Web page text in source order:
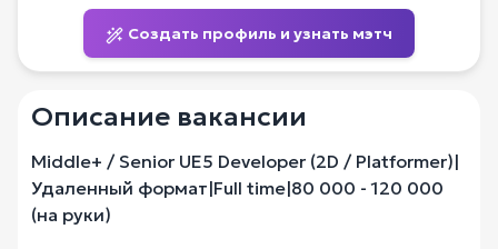
Создать профиль и узнать мэтч
Описание вакансии
Middle+ / Senior UE5 Developer (2D / Platformer)|
Удаленный формат|Full time|80 000 - 120 000
(на руки)